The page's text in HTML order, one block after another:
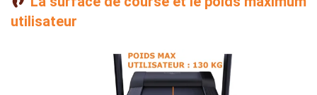
utilisateur